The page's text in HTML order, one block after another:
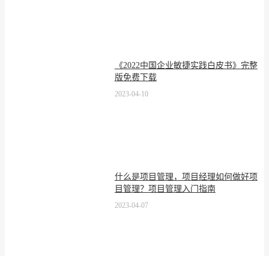
《2022中国企业敏捷实践白皮书》完整
版免费下载
2023-04-10
什么是项目管理，项目经理如何做好项
目管理？项目管理入门指南
2023-04-07